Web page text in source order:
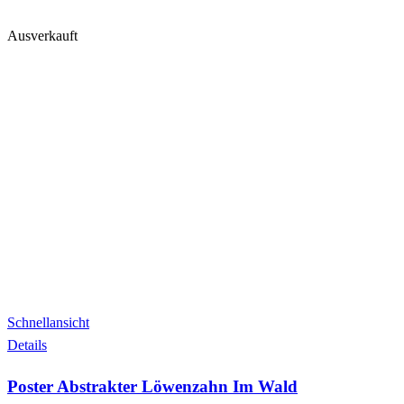
Ausverkauft
Schnellansicht
Details
Poster Abstrakter Löwenzahn Im Wald